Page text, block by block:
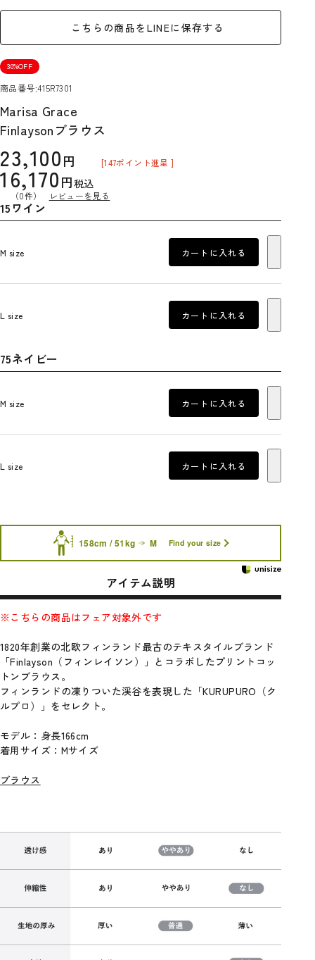
こちらの商品をLINEに保存する
30%OFF
商品番号 415R7301
Marisa Grace
Finlaysonブラウス
23,100
16,170 税込
[147ポイント進呈 ]
（0件） レビューを見る
15ワイン
M size カートに入れる
L size カートに入れる
75ネイビー
M size カートに入れる
L size カートに入れる
158cm / 51kg M Find your size
アイテム説明
※こちらの商品はフェア対象外です
1820年創業の北欧フィンランド最古のテキスタイルブランド
「Finlayson（フィンレイソン）」とコラボしたプリントコッ
トンブラウス。
フィンランドの凍りついた渓谷を表現した「KURUPURO（ク
ルプロ）」をセレクト。
モデル：身長166cm
着用サイズ：Mサイズ
ブラウス